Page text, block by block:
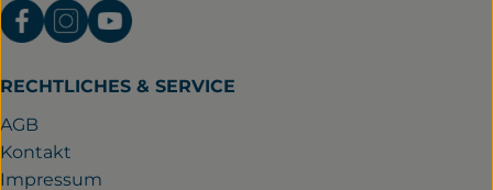
Externer Link zu https://www.facebook.com/
Externer Link zu https://
Externer Link zu https://
RECHTLICHES & SERVICE
AGB
Kontakt
Impressum